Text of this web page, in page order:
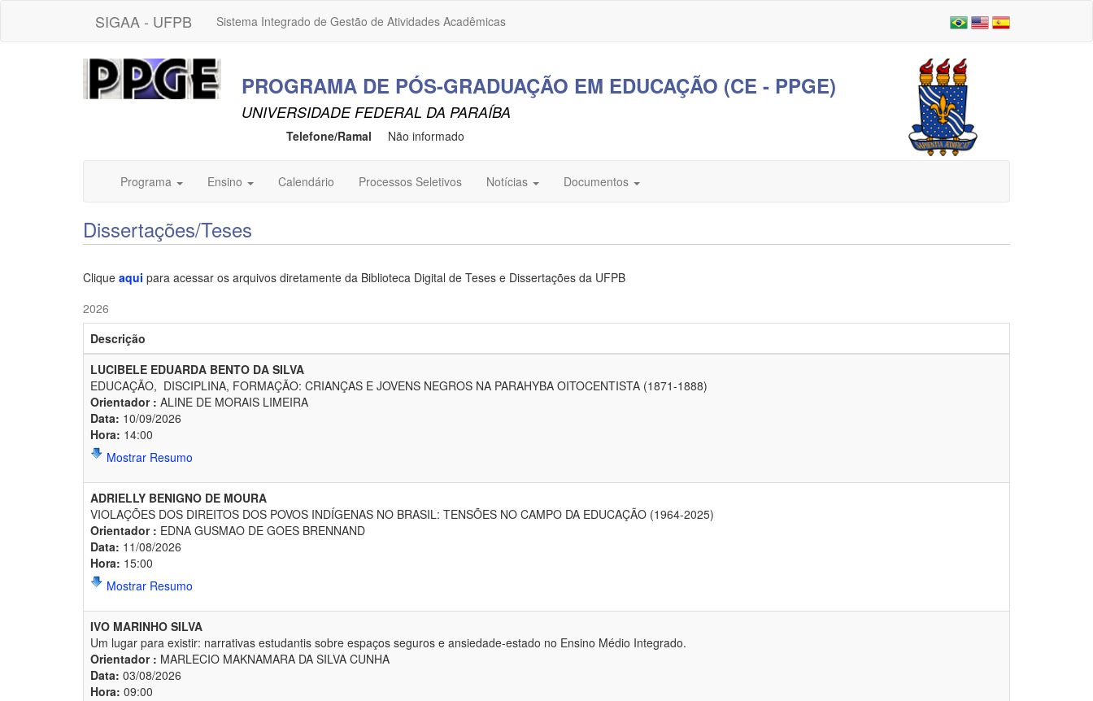
SIGAA - UFPB Sistema Integrado de Gestão de Atividades Acadêmicas
PROGRAMA DE PÓS-GRADUAÇÃO EM EDUCAÇÃO (CE - PPGE)
UNIVERSIDADE FEDERAL DA PARAÍBA
Telefone/Ramal Não informado
Programa Ensino Calendário Processos Seletivos Notícias Documentos
Dissertações/Teses
Clique aqui para acessar os arquivos diretamente da Biblioteca Digital de Teses e Dissertações da UFPB
2026
Descrição
LUCIBELE EDUARDA BENTO DA SILVA
EDUCAÇÃO, DISCIPLINA, FORMAÇÃO: CRIANÇAS E JOVENS NEGROS NA PARAHYBA OITOCENTISTA (1871-1888)
Orientador : ALINE DE MORAIS LIMEIRA
Data: 10/09/2026
Hora: 14:00
Mostrar Resumo
ADRIELLY BENIGNO DE MOURA
VIOLAÇÕES DOS DIREITOS DOS POVOS INDÍGENAS NO BRASIL: TENSÕES NO CAMPO DA EDUCAÇÃO (1964-2025)
Orientador : EDNA GUSMAO DE GOES BRENNAND
Data: 11/08/2026
Hora: 15:00
Mostrar Resumo
IVO MARINHO SILVA
Um lugar para existir: narrativas estudantis sobre espaços seguros e ansiedade-estado no Ensino Médio Integrado.
Orientador : MARLECIO MAKNAMARA DA SILVA CUNHA
Data: 03/08/2026
Hora: 09:00